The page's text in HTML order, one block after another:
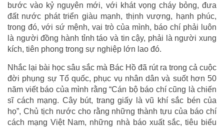
bước vào kỷ nguyên mới, với khát vọng cháy bỏng, đưa
đất nước phát triển giàu mạnh, thịnh vượng, hạnh phúc,
trong đó, với sứ mệnh, vai trò của mình, báo chí phải luôn
là người đồng hành tỉnh táo và tin cậy, phải là người xung
kích, tiên phong trong sự nghiệp lớn lao đó.
Nhắc lại bài học sâu sắc mà Bác Hồ đã rút ra trong cả cuộc
đời phụng sự Tổ quốc, phục vụ nhân dân và suốt hơn 50
năm viết báo của mình rằng “Cán bộ báo chí cũng là chiến
sĩ cách mạng. Cây bút, trang giấy là vũ khí sắc bén của
họ”, Chủ tịch nước cho rằng những thành tựu của báo chí
cách mạng Việt Nam, những nhà báo xuất sắc, tiêu biểu